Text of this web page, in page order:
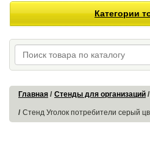
Категории
Главная Стенды для организаций
Стенд Уголок потребители серый